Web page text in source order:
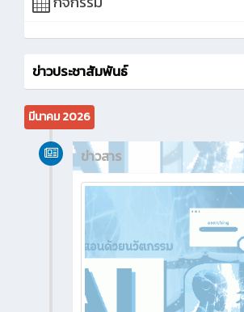
ข่าวประชาสัมพันธ์
มีนาคม 2026
ข่าวสาร